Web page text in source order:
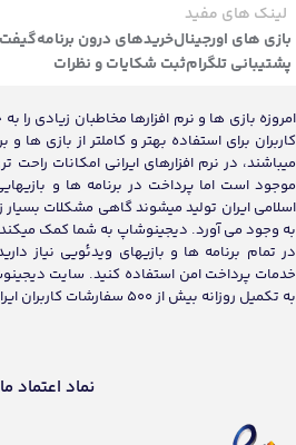
لینک های مفید
بازی های اورجینالخریدهای درون برنامه
پشتیبانی تلگرامثبت شکایات و نظرات
امروزه بازی ها و نرم افزارها مخاطبان زیادی
کاربران برای استفاده بهتر و کاملتر از بازی ها و
میباشند، در نرم افزارهای ایرانی امکانات راحت
موجود است اما پرداخت در برنامه ها و
اسلامی ایران تولید میشوند گاهی مشکلات
به وجود می آورد. دیجینوشاپ به شما کمک میکند
در تمام برنامه ها و بازیهای ویدئویی نیاز
خدمات پرداخت امن استفاده کنید. سایت
به تکمیل روزانه بیش از 500 سفارشات کاربران ایرانی میباشد.
نماد اعتماد ما